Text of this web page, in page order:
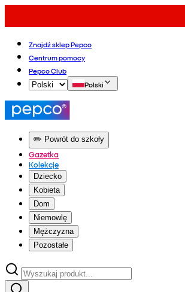
Znajdź sklep Pepco
Centrum pomocy
Pepco Club
Polski
✏️ Powrót do szkoły
Gazetka
Kolekcje
Dziecko
Kobieta
Dom
Niemowlę
Mężczyzna
Pozostałe